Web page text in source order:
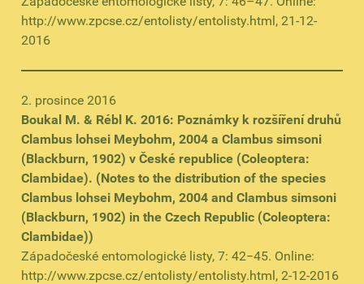
http://www.zpcse.cz/entolisty/entolisty.html, 21-12-
2016
2. prosince 2016
Boukal M. & Rébl K. 2016: Poznámky k rozšíření druhů
Clambus lohsei Meybohm, 2004 a Clambus simsoni
(Blackburn, 1902) v České republice (Coleoptera:
Clambidae). (Notes to the distribution of the species
Clambus lohsei Meybohm, 2004 and Clambus simsoni
(Blackburn, 1902) in the Czech Republic (Coleoptera:
Clambidae))
Západočeské entomologické listy, 7: 42−45. Online:
http://www.zpcse.cz/entolisty/entolisty.html, 2-12-2016